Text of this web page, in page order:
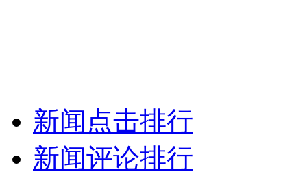
新闻点击排行
新闻评论排行